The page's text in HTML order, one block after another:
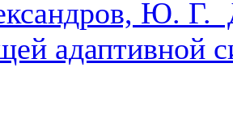
Ю. Г.
адаптивной